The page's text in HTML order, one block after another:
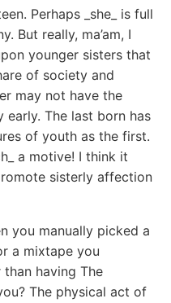
Perhaps _she_ is full
But really, ma’am, I
younger sisters that
of society and
may not have the
early. The last born has
of youth as the first.
a motive! I think it
sisterly affection
you manually picked a
a mixtape you
having The
The physical act of